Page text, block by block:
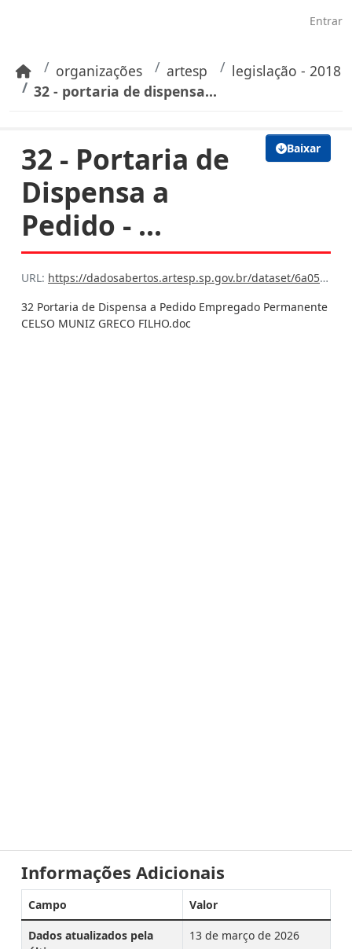
Entrar
organizações artesp
legislação - 2018
32 - portaria de dispensa...
Baixar
32 - Portaria de
Dispensa a
Pedido - ...
URL: https://dadosabertos.artesp.sp.gov.br/dataset/6a059e99-75d0-42bc-ba16-7608cfb7f6bb/resource/3c799c34-0697-41f3-bea1-2847ca50c058/download/32-portaria-de-dispensa-a-pedido-empregado-permanente-celso-muniz-greco-filho.doc
32 Portaria de Dispensa a Pedido Empregado Permanente
CELSO MUNIZ GRECO FILHO.doc
Informações Adicionais
Campo Valor
Dados atualizados pela
13 de março de 2026